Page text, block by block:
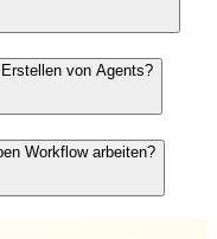
von Agents?
Workflow arbeiten?